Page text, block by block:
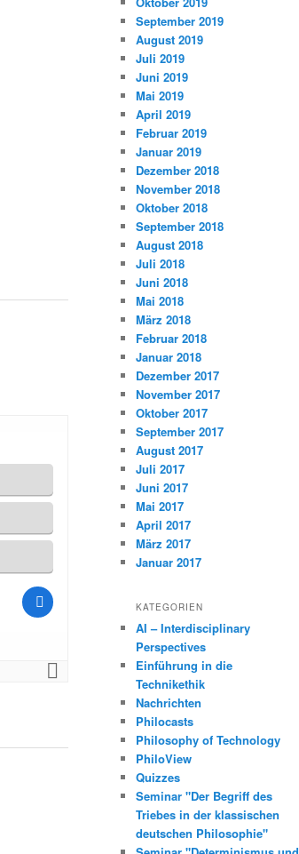
September 2019
August 2019
Juli 2019
Juni 2019
Mai 2019
April 2019
Februar 2019
Januar 2019
Dezember 2018
November 2018
Oktober 2018
September 2018
August 2018
Juli 2018
Juni 2018
Mai 2018
März 2018
Februar 2018
Januar 2018
Dezember 2017
November 2017
Oktober 2017
September 2017
August 2017
Juli 2017
Juni 2017
Mai 2017
April 2017
März 2017
Januar 2017
KATEGORIEN
AI – Interdisciplinary
Perspectives
Einführung in die
Technikethik
Nachrichten
Philocasts
Philosophy of Technology
PhiloView
Quizzes
Seminar "Der Begriff des
Triebes in der klassischen
deutschen Philosophie"